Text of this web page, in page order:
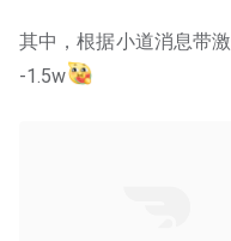
其中，根据小道消息带
-1.5w